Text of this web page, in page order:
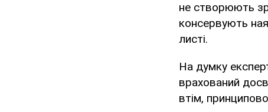
не створюють
консервують
листі.
На думку
врахований
втім,